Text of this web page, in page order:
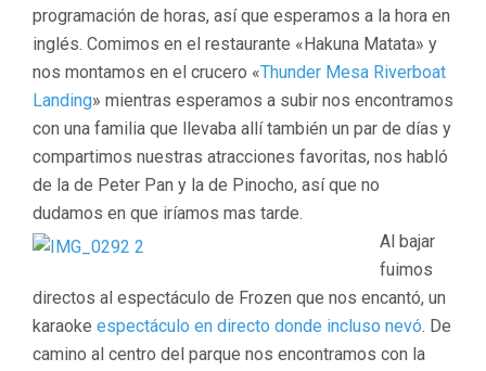
programación de horas, así que esperamos a la hora en
inglés. Comimos en el restaurante «Hakuna Matata» y
nos montamos en el crucero «Thunder Mesa Riverboat
Landing» mientras esperamos a subir nos encontramos
con una familia que llevaba allí también un par de días y
compartimos nuestras atracciones favoritas, nos habló
de la de Peter Pan y la de Pinocho, así que no
dudamos en que iríamos mas tarde.
Al bajar
fuimos
directos al espectáculo de Frozen que nos encantó, un
karaoke espectáculo en directo donde incluso nevó. De
camino al centro del parque nos encontramos con la